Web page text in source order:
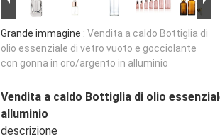
Grande immagine : Vendita a caldo Bottiglia di
olio essenziale di vetro vuoto e gocciolante
con gonna in oro/argento in alluminio
Vendita a caldo Bottiglia di olio
alluminio
descrizione